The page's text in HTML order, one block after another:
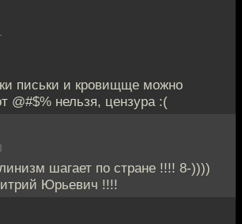
письки и кровищще можно
@#$% нельзя, цензура :(
шагает по стране !!!! 8-))))
Юрьевич !!!!